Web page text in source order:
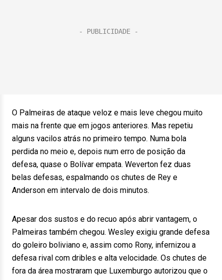
O Palmeiras de ataque veloz e mais leve chegou muito
mais na frente que em jogos anteriores. Mas repetiu
alguns vacilos atrás no primeiro tempo. Numa bola
perdida no meio e, depois num erro de posição da
defesa, quase o Bolívar empata. Weverton fez duas
belas defesas, espalmando os chutes de Rey e
Anderson em intervalo de dois minutos.
Apesar dos sustos e do recuo após abrir vantagem, o
Palmeiras também chegou. Wesley exigiu grande defesa
do goleiro boliviano e, assim como Rony, infernizou a
defesa rival com dribles e alta velocidade. Os chutes de
fora da área mostraram que Luxemburgo autorizou que o